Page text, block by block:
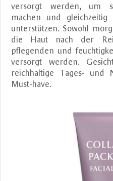
versorgt werden, um
machen und gleichzeitig
unterstützen. Sowohl
die Haut nach der
pflegenden und
versorgt werden.
reichhaltige Tages- und
Must-have.